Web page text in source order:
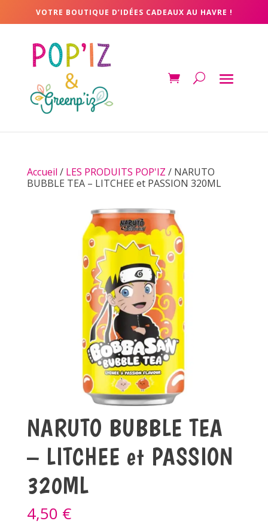
VOTRE BOUTIQUE D’IDÉES CADEAUX AU HAVRE !
Accueil / LES PRODUITS POP'IZ / NARUTO
BUBBLE TEA – LITCHEE et PASSION 320ML
NARUTO BUBBLE TEA
– LITCHEE et PASSION
320ML
4,50 €